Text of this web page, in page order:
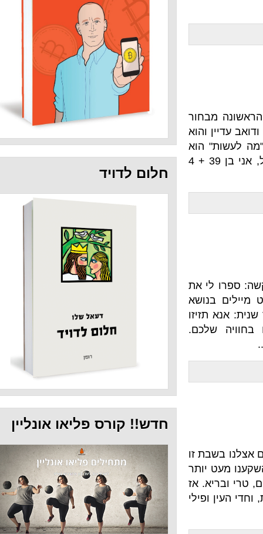
והוא
הוא
שואל. השאלה השניה לפניכם:שלום דעאל, אני בן 39 + 4
את
זו
יותר
אז
חלום לדויד
חדש!! קורס פליאו אונליין